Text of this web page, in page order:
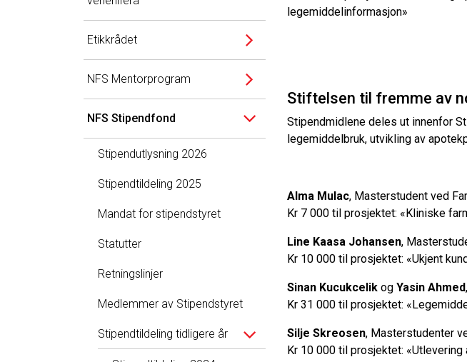
Etikkrådet
NFS Mentorprogram
NFS Stipendfond
Stipendutlysning 2026
Stipendtildeling 2025
Mandat for stipendstyret
Statutter
Retningslinjer
Medlemmer av Stipendstyret
Stipendtildeling tidligere år
legemiddelinformasjon»
Stiftelsen til fremme av
Stipendmidlene deles ut innenfor
legemiddelbruk, utvikling av
Alma Mulac, Masterstudent ved
Kr 7 000 til prosjektet: «Kliniske
Line Kaasa Johansen,
Kr 10 000 til prosjektet: «Ukjent
Sinan Kucukcelik og Yasin Ahmed
Kr 31 000 til prosjektet:
Silje Skreosen, Masterstudenter
Kr 10 000 til prosjektet: